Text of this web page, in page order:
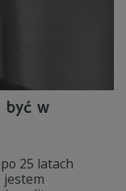
być w
25 latach
jestem